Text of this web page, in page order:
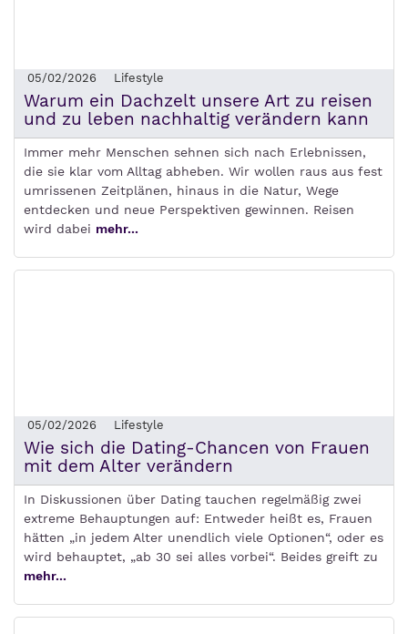
05/02/2026 Lifestyle
Warum ein Dachzelt unsere Art zu reisen
und zu leben nachhaltig verändern kann
Immer mehr Menschen sehnen sich nach Erlebnissen,
die sie klar vom Alltag abheben. Wir wollen raus aus fest
umrissenen Zeitplänen, hinaus in die Natur, Wege
entdecken und neue Perspektiven gewinnen. Reisen
wird dabei mehr...
05/02/2026 Lifestyle
Wie sich die Dating-Chancen von Frauen
mit dem Alter verändern
In Diskussionen über Dating tauchen regelmäßig zwei
extreme Behauptungen auf: Entweder heißt es, Frauen
hätten „in jedem Alter unendlich viele Optionen“, oder es
wird behauptet, „ab 30 sei alles vorbei“. Beides greift zu
mehr...